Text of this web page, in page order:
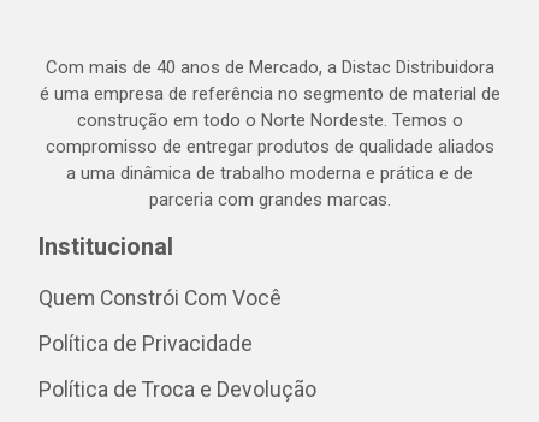
Com mais de 40 anos de Mercado, a Distac Distribuidora
é uma empresa de referência no segmento de material de
construção em todo o Norte Nordeste. Temos o
compromisso de entregar produtos de qualidade aliados
a uma dinâmica de trabalho moderna e prática e de
parceria com grandes marcas.
Institucional
Quem Constrói Com Você
Política de Privacidade
Política de Troca e Devolução